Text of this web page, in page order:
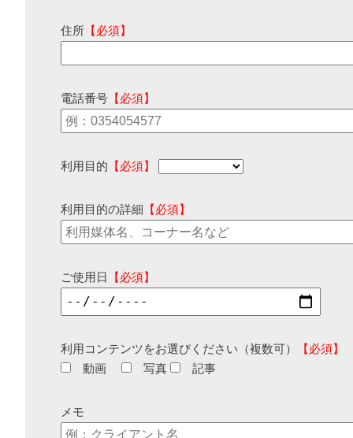
住所 【必須】
電話番号 【必須】
利用目的 【必須】
利用目的の詳細 【必須】
ご使用日 【必須】
利用コンテンツをお選びください（複数可）
【必須】
動画
写真 記事
メモ